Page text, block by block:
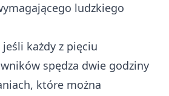
ludzkiego
każdy z pięciu
spędza dwie godziny
które można